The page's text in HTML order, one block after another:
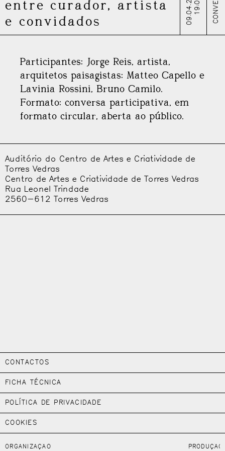
entre curador, artista
e convidados
19:00
Participantes: Jorge Reis, artista,
arquitetos paisagistas: Matteo Capello e
Lavinia Rossini, Bruno Camilo.
Formato: conversa participativa, em
formato circular, aberta ao público.
Auditório do Centro de Artes e Criatividade de
Torres Vedras
Centro de Artes e Criatividade de Torres Vedras
Rua Leonel Trindade
2560-612 Torres Vedras
CONTACTOS
FICHA TÉCNICA
POLÍTICA DE PRIVACIDADE
COOKIES
ORGANIZAÇÃO PRODUÇÃO